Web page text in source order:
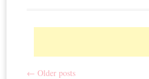
← Older posts